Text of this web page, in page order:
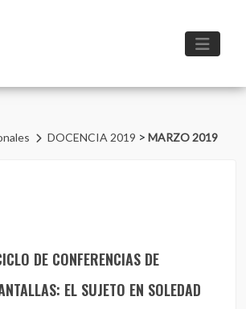
DOCENCIA 2019 > MARZO 2019
DE CONFERENCIAS DE
EL SUJETO EN SOLEDAD